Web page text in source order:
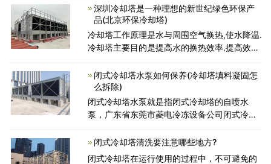
塔电动机上加装一层消音棉，效果也不错，从
发声
深圳冷却塔是一种理想的新世纪绿色环保产
品(北京环保冷却塔)
冷却塔工作原理是水与周围空气换热,使水降温.
冷却塔主要目的是提高水的换热效率.提高效率
留时间,加速空气流动,这几方面着手.随着材料,
工艺
闭式冷却塔水泵如何保养(冷却塔填料凝固怎
么拆除)
闭式冷却塔水泵就是指闭式冷却塔的自喷水
泵，广东省东莞市菱电冷冻设备公司闭式冷却
械设备水泵密封，无渗漏，长寿命，并采用专
用型室外型电动机，独特
闭式冷却塔清洗要注意哪些地方?
闭式冷却塔在运行使用的过程中，不可避免的